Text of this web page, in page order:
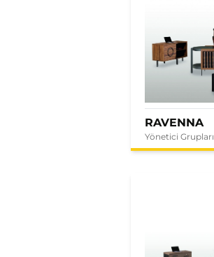
RAVENNA
Yönetici Grupları